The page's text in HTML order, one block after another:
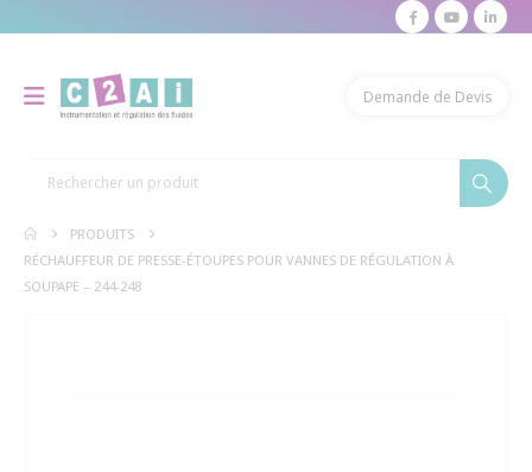
Demande de Devis
PRODUITS
RÉCHAUFFEUR DE PRESSE-ÉTOUPES POUR VANNES DE RÉGULATION À
SOUPAPE – 244-248